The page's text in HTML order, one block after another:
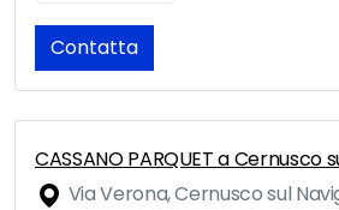
Contatta
CASSANO PARQUET a Cernusco
Via Verona, Cernusco sul